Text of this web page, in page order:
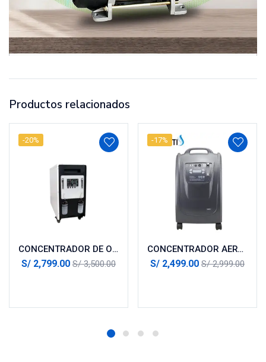
Productos relacionados
-20%
CONCENTRADOR DE OXIGENO OLIVE – 20LPM
S/ 2,799.00 S/3,500.00
-17%
CONCENTRADOR AERTI 10LPM TECNOLOGIA AMERICANA
S/ 2,499.00 S/2,999.00